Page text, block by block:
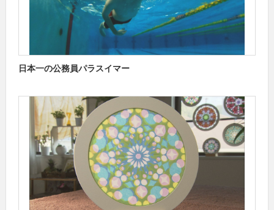
日本一の公務員パラスイマー